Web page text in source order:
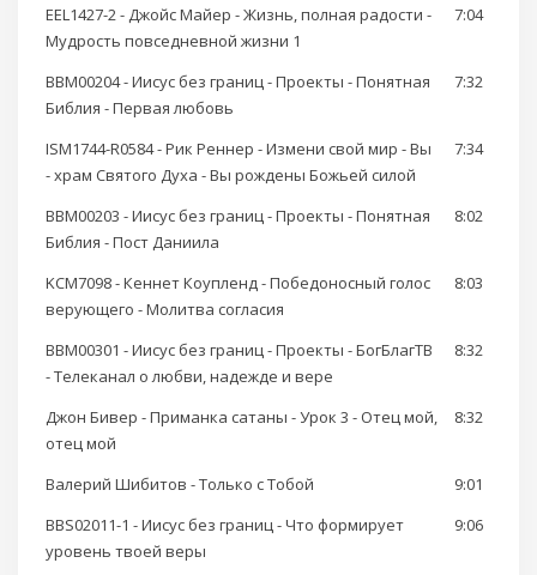
EEL1427-2 - Джойс Майер - Жизнь, полная радости -
Мудрость повседневной жизни 1
7:04
BBM00204 - Иисус без границ - Проекты - Понятная
Библия - Первая любовь
7:32
ISM1744-R0584 - Рик Реннер - Измени свой мир - Вы
- храм Святого Духа - Вы рождены Божьей силой
7:34
BBM00203 - Иисус без границ - Проекты - Понятная
Библия - Пост Даниила
8:02
KCM7098 - Кеннет Коупленд - Победоносный голос
верующего - Молитва согласия
8:03
BBM00301 - Иисус без границ - Проекты - БогБлагТВ
- Телеканал о любви, надежде и вере
8:32
Джон Бивер - Приманка сатаны - Урок 3 - Отец мой,
отец мой
8:32
Валерий Шибитов - Только с Тобой
9:01
BBS02011-1 - Иисус без границ - Что формирует
уровень твоей веры
9:06